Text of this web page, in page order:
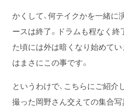
かくして、何テイクかを一緒に
ースは終了。ドラムも程なく終
た頃には外は暗くなり始めて
はまさにこの事です。
というわけで、こちらにご紹
撮った岡野さん交えての集合写